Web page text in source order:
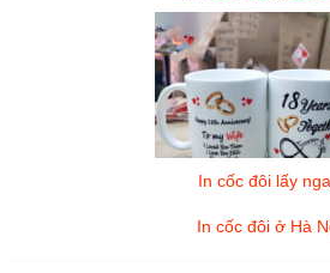
In cốc đôi lấy
In cốc đôi ở Hà